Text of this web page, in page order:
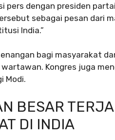
pers dengan presiden
sebagai pesan dari
India.”
bagi masyarakat
wartawan. Kongres juga
Modi.
BESAR
DI INDIA